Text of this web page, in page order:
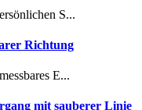
S...
Richtung
E...
mit sauberer Linie